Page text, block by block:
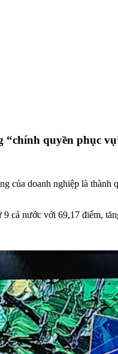
“chính quyền phục
của doanh nghiệp là
cả nước với 69,17 điểm,